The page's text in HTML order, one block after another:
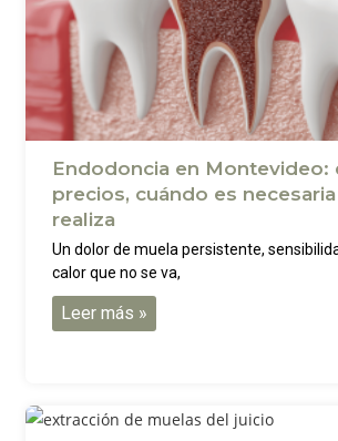
Endodoncia en Montevideo:
precios, cuándo es
realiza
Un dolor de muela persistente,
calor que no se va,
Leer más »